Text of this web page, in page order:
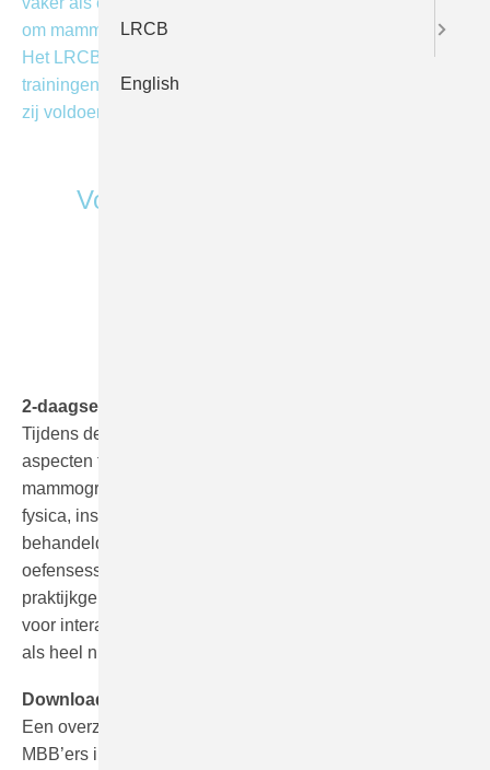
om mammografietrainingen voor laboranten en MBB’ers.
Het LRCB biedt voor deze doelgroep verschillende
trainingen. Samen vormen die een totaalpakket, waarmee
zij voldoen aan de gestelde bekwaamheidseisen.
Voor wie
2-daagse cursus mammografieachtergronden
Tijdens deze tweedaagse cursus worden verschillende
aspecten ter verbetering van de kwaliteit van
mammografie behandeld. Zo worden onderwerpen als
fysica, insteltechniek, ergonomie en interpretatie
behandeld. De presentaties worden afgewisseld met
oefensessies en workshops. Deze dagen zijn
praktijkgericht, er wordt veel geoefend en er is veel ruimte
voor interactie met de docenten. Deze cursus wordt ook
als heel nuttig ervaren als herhalingscursus.
Download de folder!
Een overzicht van al onze trainingen voor laboranten en
MBB’ers in de ziekenhuizen vindt u in de
LRCB
English